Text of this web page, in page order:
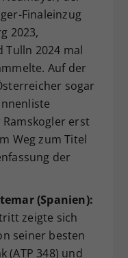
Finaleinzug
2023,
Tulln 2024 mal
Auf der
sogar
erst
Weg zum Titel
der
(Spanien):
zeigte sich
seiner besten
(ATP 348) und
Ihre Consent-
anderem eine
ID, für die
Ihrer
falls der
dies eingestellt